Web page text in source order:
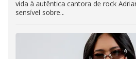
vida à autêntica cantora de rock
sensível sobre...